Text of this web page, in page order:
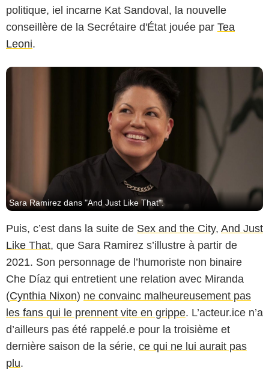
politique, iel incarne Kat Sandoval, la nouvelle
conseillère de la Secrétaire d'État jouée par Tea
Leoni.
Sara Ramirez dans "And Just Like That".
Puis, c’est dans la suite de Sex and the City, And Just
Like That, que Sara Ramirez s’illustre à partir de
2021. Son personnage de l’humoriste non binaire
Che Díaz qui entretient une relation avec Miranda
(Cynthia Nixon) ne convainc malheureusement pas
les fans qui le prennent vite en grippe. L’acteur.ice n’a
d’ailleurs pas été rappelé.e pour la troisième et
dernière saison de la série, ce qui ne lui aurait pas
plu.